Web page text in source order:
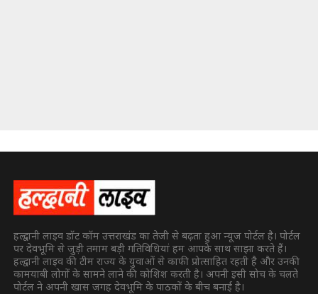
हल्द्वानी लाइव डॉट कॉम उत्तराखंड का तेजी से बढ़ता हुआ न्यूज पोर्टल है। पोर्टल
पर देवभूमि से जुड़ी तमाम बड़ी गतिविधियां हम आपके साथ साझा करते हैं।
हल्द्वानी लाइव की टीम राज्य के युवाओं से काफी प्रोत्साहित रहती है और उनकी
कामयाबी लोगों के सामने लाने की कोशिश करती है। अपनी इसी सोच के चलते
पोर्टल ने अपनी खास जगह देवभूमि के पाठकों के बीच बनाई है।